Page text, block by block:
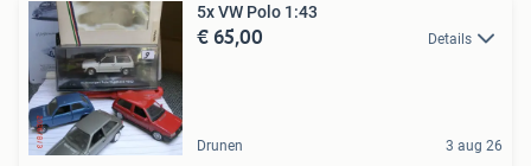
5x VW Polo 1:43
€ 65,00 Details
Drunen 3 aug 26